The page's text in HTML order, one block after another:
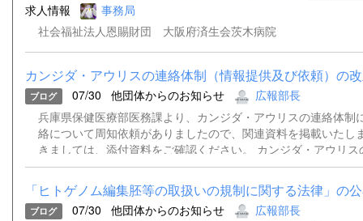
求人情報
事務局
社会福祉法人恩賜財団 大阪府済生会茨木病院
カンジダ・アウリスの連絡体制（情報提供及び依頼）の
ブログ 07/30 他団体からのお知らせ
広報部長
兵庫県保健医療部医務課より、カンジダ・アウリスの連絡体制
絡について周知依頼がありましたので、関連資料を掲載いたし
きましては、添付資料をご確認ください。 カンジダ・アウリ
正について.pdf
「ヒトゲノム編集胚等の取扱いの規制に関する法律」の
ブログ 07/30 他団体からのお知らせ
広報部長